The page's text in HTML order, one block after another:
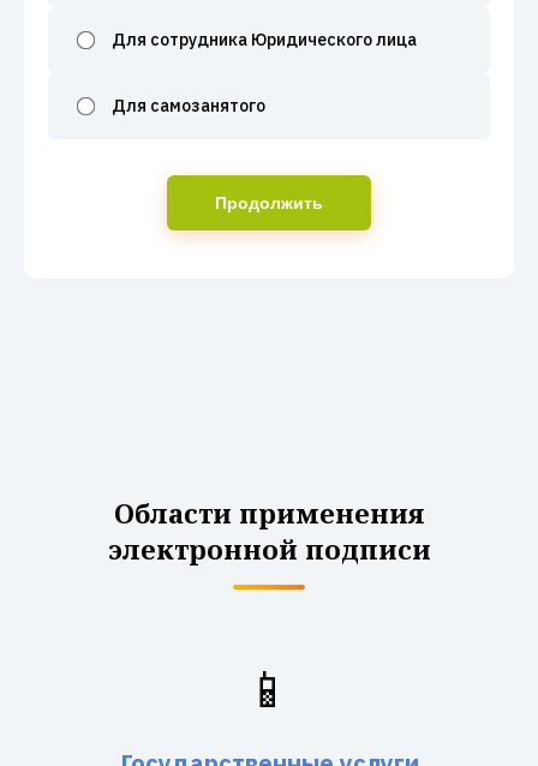
Для сотрудника Юридического лица
Для самозанятого
Продолжить
Области применения
электронной подписи
📱